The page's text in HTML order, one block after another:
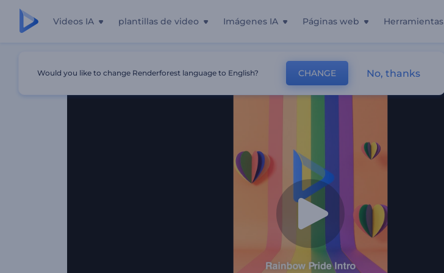
Videos IA plantillas de video Imágenes IA Páginas web Herramientas
Would you like to change Renderforest language to English? CHANGE No, thanks